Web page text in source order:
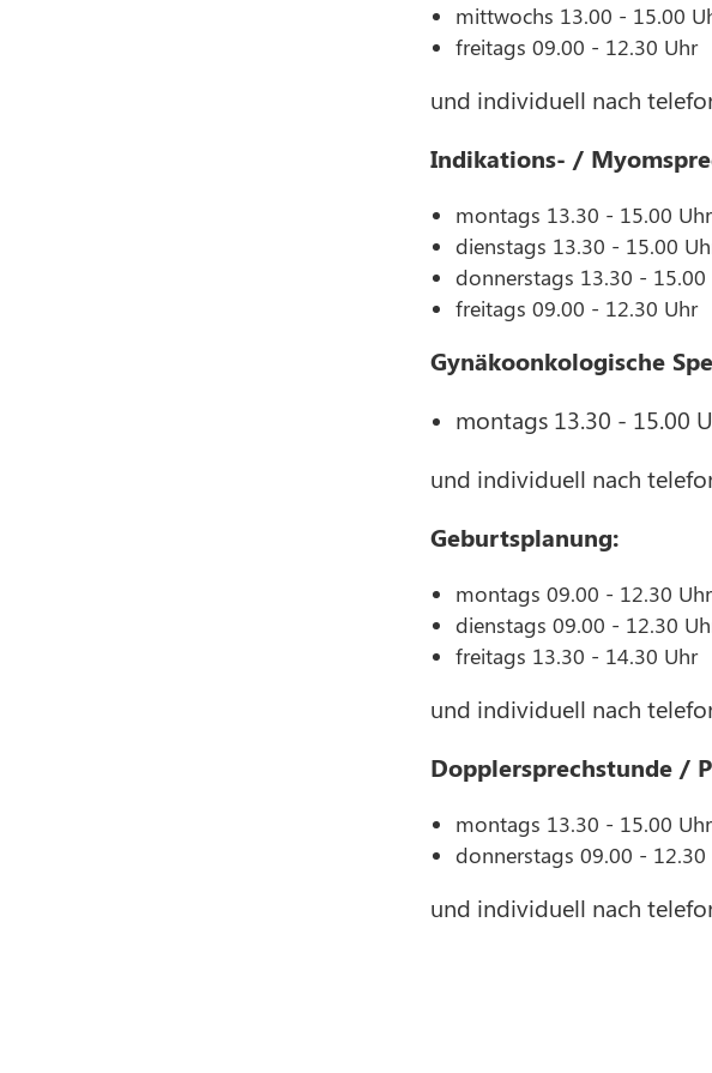
mittwochs 13.00 - 15.00
freitags 09.00 - 12.30 Uhr
und individuell nach
Indikations- /
montags 13.30 - 15.00 Uhr
dienstags 13.30 - 15.00
donnerstags 13.30 - 15.00
freitags 09.00 - 12.30 Uhr
Gynäkoonkologische
montags 13.30 - 15.00
und individuell nach
Geburtsplanung:
montags 09.00 - 12.30 Uhr
dienstags 09.00 - 12.30
freitags 13.30 - 14.30 Uhr
und individuell nach
Dopplersprechstunde /
montags 13.30 - 15.00 Uhr
donnerstags 09.00 - 12.30
und individuell nach